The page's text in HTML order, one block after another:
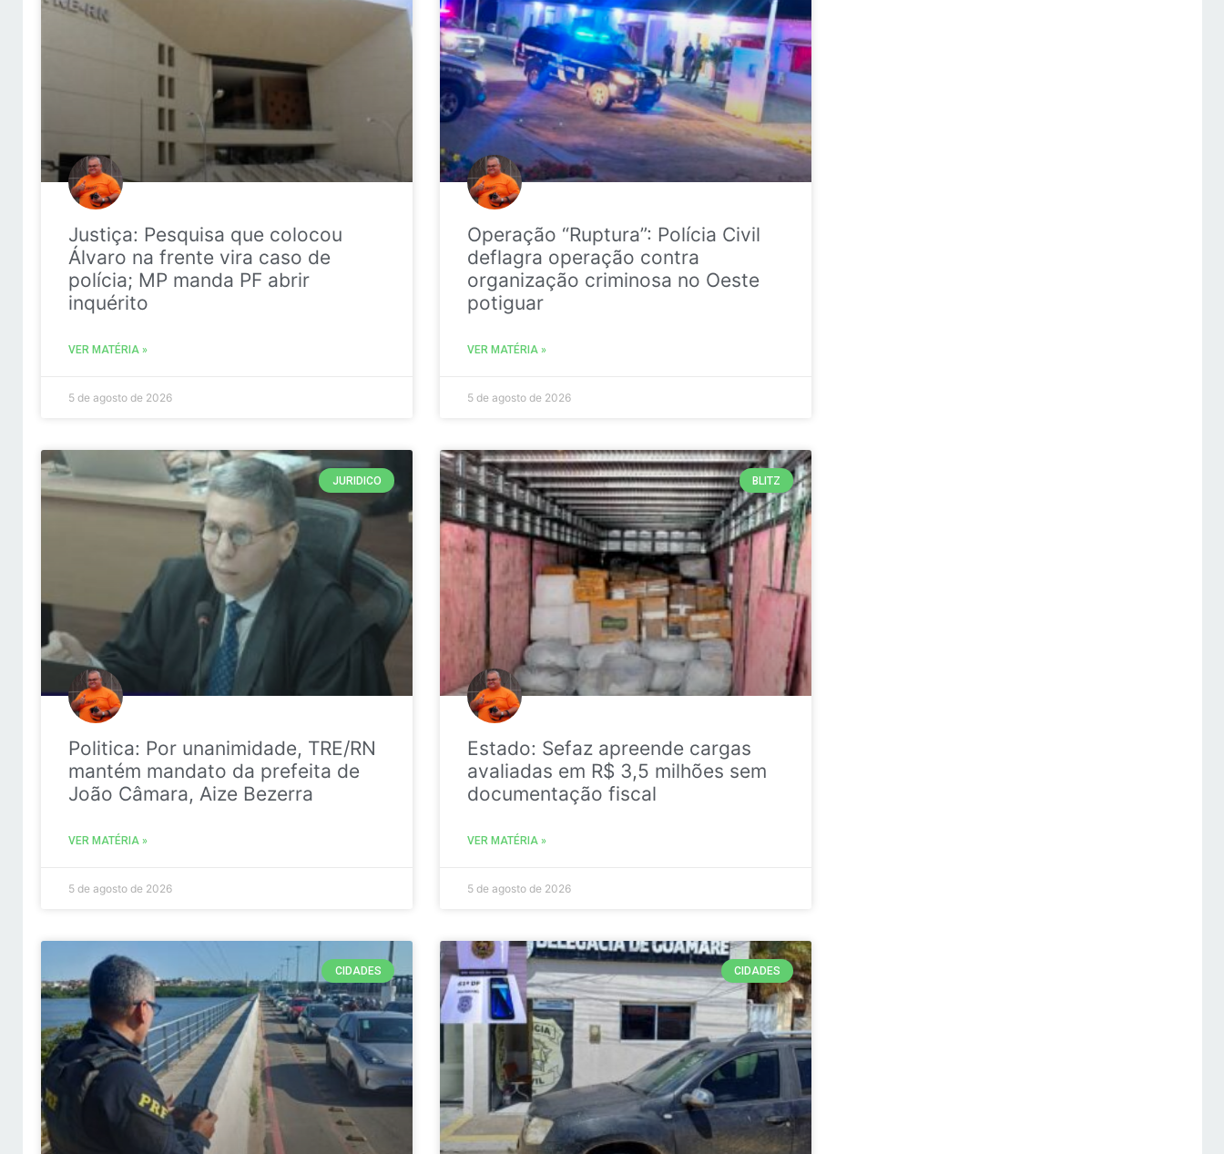
Justiça: Pesquisa que colocou
Álvaro na frente vira caso de
polícia; MP manda PF abrir
inquérito
VER MATÉRIA »
5 de agosto de 2026
Operação “Ruptura”: Polícia Civil
deflagra operação contra
organização criminosa no Oeste
potiguar
VER MATÉRIA »
5 de agosto de 2026
JURIDICO
Politica: Por unanimidade, TRE/RN
mantém mandato da prefeita de
João Câmara, Aize Bezerra
VER MATÉRIA »
5 de agosto de 2026
BLITZ
Estado: Sefaz apreende cargas
avaliadas em R$ 3,5 milhões sem
documentação fiscal
VER MATÉRIA »
5 de agosto de 2026
CIDADES CIDADES